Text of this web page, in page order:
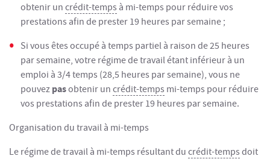
obtenir uncrédit-temps à mi-temps pour réduire vos
prestations afin de prester 19 heures par semaine ;
Si vous êtes occupé à temps partiel à raison de 25 heures
par semaine, votre régime de travail étant inférieur à un
emploi à 3/4 temps (28,5 heures par semaine), vous ne
pouvez pasobtenir uncrédit-temps mi-temps pour réduire
vos prestations afin de prester 19 heures par semaine.
Organisation du travail à mi-temps
Le régime de travail à mi-temps résultant du crédit-temps doit